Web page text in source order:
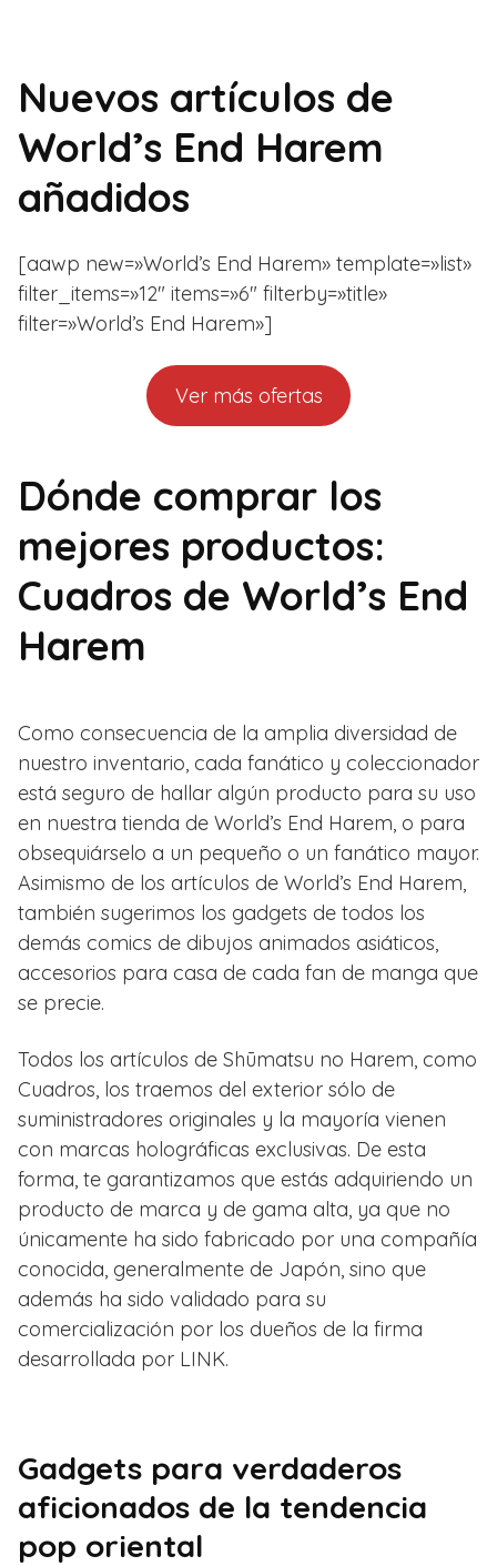
Nuevos artículos de
World’s End Harem
añadidos
[aawp new=»World’s End Harem» template=»list»
filter_items=»12″ items=»6″ filterby=»title»
filter=»World’s End Harem»]
Ver más ofertas
Dónde comprar los
mejores productos:
Cuadros de World’s End
Harem
Como consecuencia de la amplia diversidad de
nuestro inventario, cada fanático y coleccionador
está seguro de hallar algún producto para su uso
en nuestra tienda de World’s End Harem, o para
obsequiárselo a un pequeño o un fanático mayor.
Asimismo de los artículos de World’s End Harem,
también sugerimos los gadgets de todos los
demás comics de dibujos animados asiáticos,
accesorios para casa de cada fan de manga que
se precie.
Todos los artículos de Shūmatsu no Harem, como
Cuadros, los traemos del exterior sólo de
suministradores originales y la mayoría vienen
con marcas holográficas exclusivas. De esta
forma, te garantizamos que estás adquiriendo un
producto de marca y de gama alta, ya que no
únicamente ha sido fabricado por una compañía
conocida, generalmente de Japón, sino que
además ha sido validado para su
comercialización por los dueños de la firma
desarrollada por LINK.
Gadgets para verdaderos
aficionados de la tendencia
pop oriental